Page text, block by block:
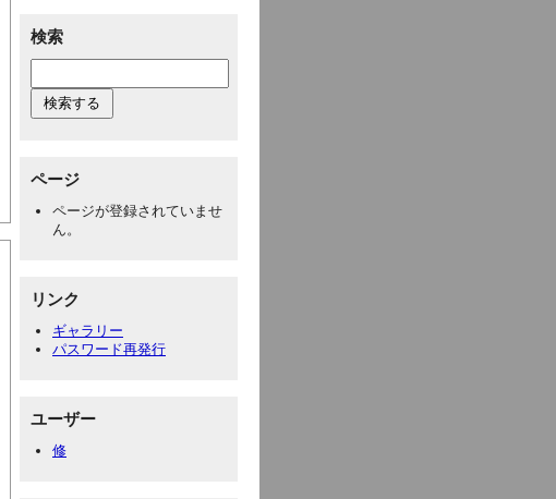
検索
ページ
ページが登録されていませ
ん。
リンク
ギャラリー
パスワード再発行
ユーザー
修